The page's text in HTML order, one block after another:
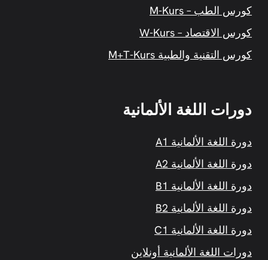
كورس الطب – M-Kurs
كورس الاقتصاد – W-Kurs
كورس التقنية والطبية M+T-Kurs
دورات اللغة الألمانية
دورة اللغة الألمانية A1
دورة اللغة الألمانية A2
دورة اللغة الألمانية B1
دورة اللغة الألمانية B2
دورة اللغة الألمانية C1
دورات اللغة الألمانية أونلاين